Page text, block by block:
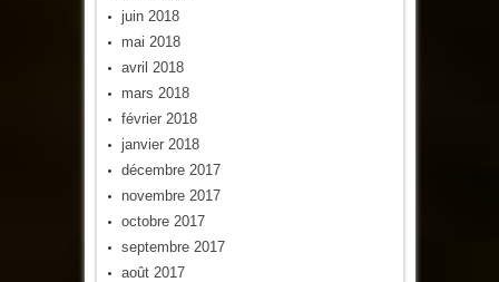
juin 2018
mai 2018
avril 2018
mars 2018
février 2018
janvier 2018
décembre 2017
novembre 2017
octobre 2017
septembre 2017
août 2017